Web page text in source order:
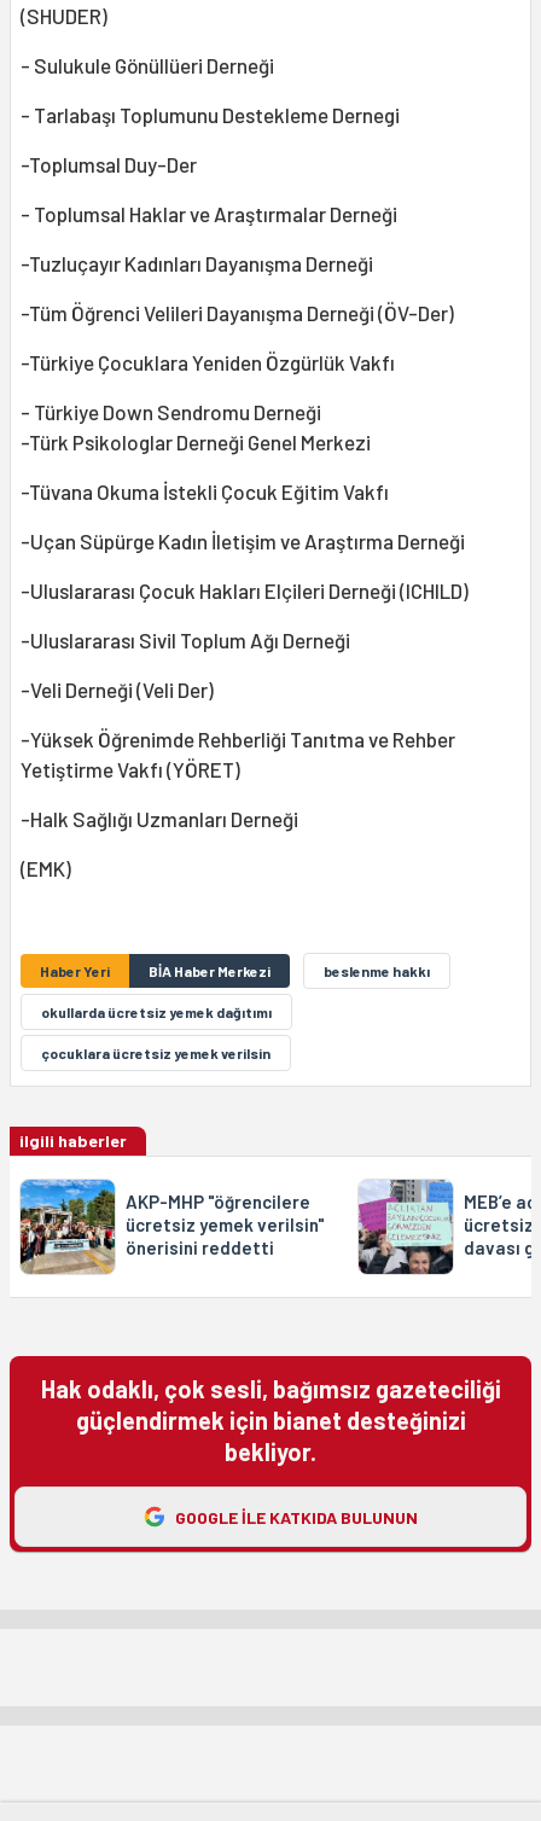
(SHUDER)
- Sulukule Gönüllüeri Derneği
- Tarlabaşı Toplumunu Destekleme Dernegi
-Toplumsal Duy-Der
- Toplumsal Haklar ve Araştırmalar Derneği
-Tuzluçayır Kadınları Dayanışma Derneği
-Tüm Öğrenci Velileri Dayanışma Derneği (ÖV-Der)
-Türkiye Çocuklara Yeniden Özgürlük Vakfı
- Türkiye Down Sendromu Derneği
-Türk Psikologlar Derneği Genel Merkezi
-Tüvana Okuma İstekli Çocuk Eğitim Vakfı
-Uçan Süpürge Kadın İletişim ve Araştırma Derneği
-Uluslararası Çocuk Hakları Elçileri Derneği (ICHILD)
-Uluslararası Sivil Toplum Ağı Derneği
-Veli Derneği (Veli Der)
-Yüksek Öğrenimde Rehberliği Tanıtma ve Rehber
Yetiştirme Vakfı (YÖRET)
-Halk Sağlığı Uzmanları Derneği
(EMK)
Haber Yeri BİA Haber Merkezi beslenme hakkı
okullarda ücretsiz yemek dağıtımı
çocuklara ücretsiz yemek verilsin
ilgili haberler
AKP-MHP "öğrencilere
ücretsiz yemek verilsin"
önerisini reddetti
MEB’e
ücretsiz
davası
Hak odaklı, çok sesli, bağımsız gazeteciliği
güçlendirmek için bianet desteğinizi
bekliyor.
GOOGLE ILE KATKIDA BULUNUN